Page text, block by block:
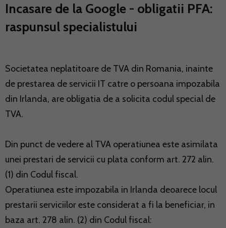
Incasare de la Google - obligatii PFA:
raspunsul specialistului
Societatea neplatitoare de TVA din Romania, inainte
de prestarea de servicii IT catre o persoana impozabila
din Irlanda, are obligatia de a solicita codul special de
TVA.
Din punct de vedere al TVA operatiunea este asimilata
unei prestari de servicii cu plata conform art. 272 alin.
(1) din Codul fiscal.
Operatiunea este impozabila in Irlanda deoarece locul
prestarii serviciilor este considerat a fi la beneficiar, in
baza art. 278 alin. (2) din Codul fiscal: